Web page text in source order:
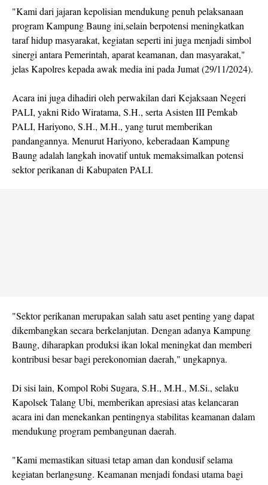
"Kami dari jajaran kepolisian mendukung penuh pelaksanaan
program Kampung Baung ini,selain berpotensi meningkatkan
taraf hidup masyarakat, kegiatan seperti ini juga menjadi simbol
sinergi antara Pemerintah, aparat keamanan, dan masyarakat,"
jelas Kapolres kepada awak media ini pada Jumat (29/11/2024).
Acara ini juga dihadiri oleh perwakilan dari Kejaksaan Negeri
PALI, yakni Rido Wiratama, S.H., serta Asisten III Pemkab
PALI, Hariyono, S.H., M.H., yang turut memberikan
pandangannya. Menurut Hariyono, keberadaan Kampung
Baung adalah langkah inovatif untuk memaksimalkan potensi
sektor perikanan di Kabupaten PALI.
"Sektor perikanan merupakan salah satu aset penting yang dapat
dikembangkan secara berkelanjutan. Dengan adanya Kampung
Baung, diharapkan produksi ikan lokal meningkat dan memberi
kontribusi besar bagi perekonomian daerah," ungkapnya.
Di sisi lain, Kompol Robi Sugara, S.H., M.H., M.Si., selaku
Kapolsek Talang Ubi, memberikan apresiasi atas kelancaran
acara ini dan menekankan pentingnya stabilitas keamanan dalam
mendukung program pembangunan daerah.
"Kami memastikan situasi tetap aman dan kondusif selama
kegiatan berlangsung. Keamanan menjadi fondasi utama bagi